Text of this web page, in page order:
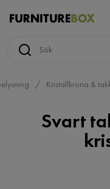
Kristallkrona &
Svart